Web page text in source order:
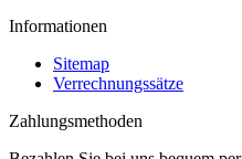
Informationen
Sitemap
Verrechnungssätze
Zahlungsmethoden